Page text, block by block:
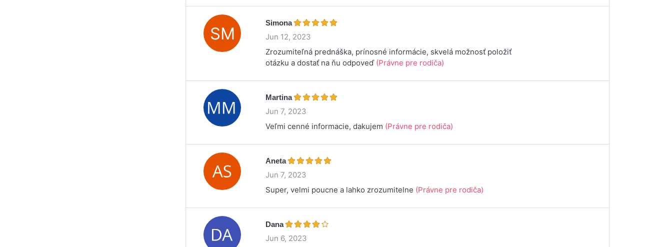
Simona
Jun 12, 2023
Zrozumiteľná prednáška, prínosné informácie, skvelá možnosť položiť
otázku a dostať na ňu odpoveď (Právne pre rodiča)
Martina
Jun 7, 2023
Veľmi cenné informacie, dakujem (Právne pre rodiča)
Aneta
Jun 7, 2023
Super, velmi poucne a lahko zrozumitelne (Právne pre rodiča)
Dana
Jun 6, 2023